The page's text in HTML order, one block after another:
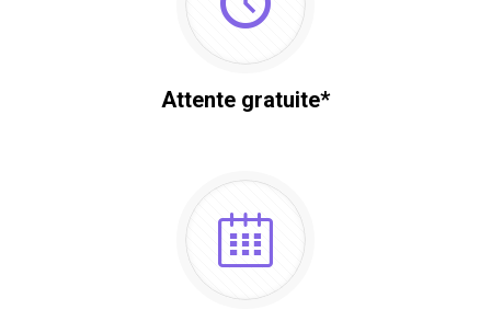
Attente gratuite*